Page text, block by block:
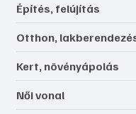
Építés, felújítás
Otthon,
Kert, növényápolás
Női vonal